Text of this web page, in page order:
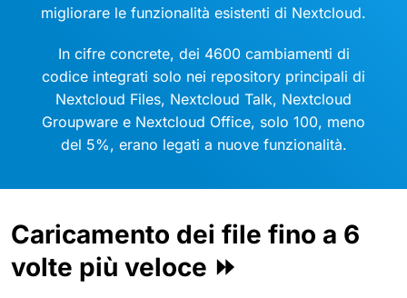
migliorare le funzionalità esistenti di Nextcloud.
In cifre concrete, dei 4600 cambiamenti di
codice integrati solo nei repository principali di
Nextcloud Files, Nextcloud Talk, Nextcloud
Groupware e Nextcloud Office, solo 100, meno
del 5%, erano legati a nuove funzionalità.
Caricamento dei file fino a 6
volte più veloce ⏩